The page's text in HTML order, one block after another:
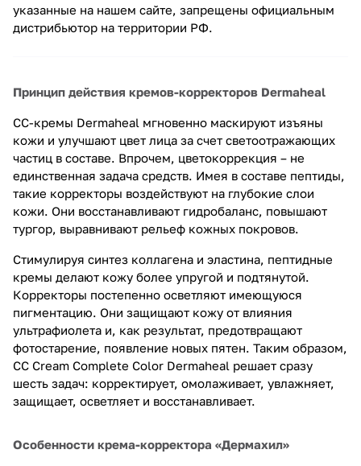
указанные на нашем сайте, запрещены официальным
дистрибьютор на территории РФ.
Принцип действия кремов-корректоров Dermaheal
СС-кремы Dermaheal мгновенно маскируют изъяны
кожи и улучшают цвет лица за счет светоотражающих
частиц в составе. Впрочем, цветокоррекция – не
единственная задача средств. Имея в составе пептиды,
такие корректоры воздействуют на глубокие слои
кожи. Они восстанавливают гидробаланс, повышают
тургор, выравнивают рельеф кожных покровов.
Стимулируя синтез коллагена и эластина, пептидные
кремы делают кожу более упругой и подтянутой.
Корректоры постепенно осветляют имеющуюся
пигментацию. Они защищают кожу от влияния
ультрафиолета и, как результат, предотвращают
фотостарение, появление новых пятен. Таким образом,
CC Cream Complete Color Dermaheal решает сразу
шесть задач: корректирует, омолаживает, увлажняет,
защищает, осветляет и восстанавливает.
Особенности крема-корректора «Дермахил»